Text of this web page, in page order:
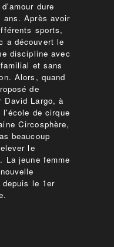
dure
ans. Après avoir
sports,
a découvert le
discipline avec
et sans
Alors, quand
de
David Largo, à
l'école de cirque
Circosphère,
beaucoup
le
La jeune femme
le 1er